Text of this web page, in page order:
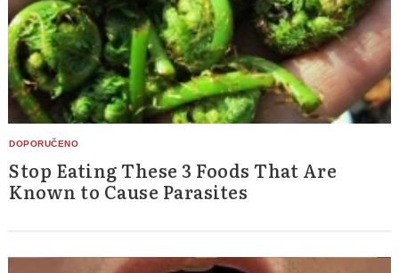
Stop Eating These 3 Foods That Are
Known to Cause Parasites